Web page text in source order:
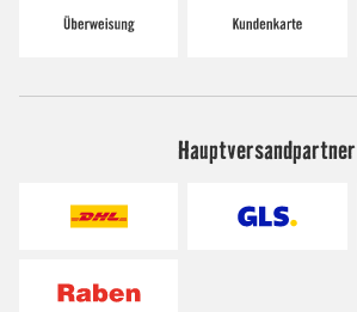
Hauptversandpartner